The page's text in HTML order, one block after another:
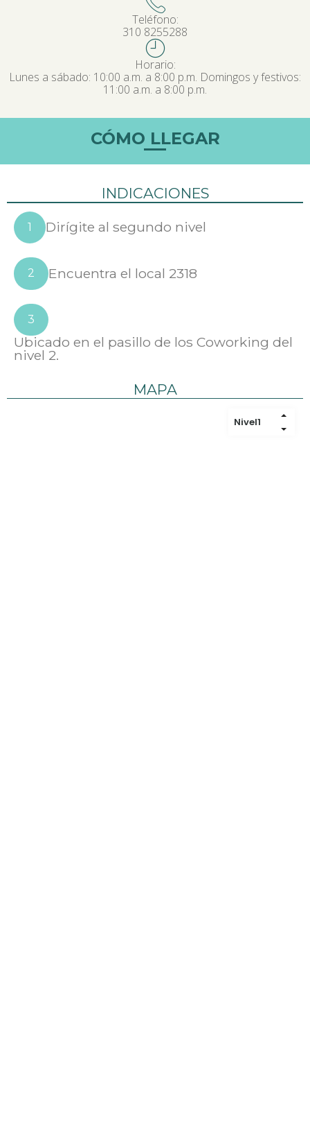
Teléfono:
310 8255288
Horario:
Lunes a sábado: 10:00 a.m. a 8:00 p.m. Domingos y festivos:
11:00 a.m. a 8:00 p.m.
CÓMO LLEGAR
INDICACIONES
1 Dirígite al segundo nivel
2 Encuentra el local 2318
3
Ubicado en el pasillo de los Coworking del
nivel 2.
MAPA